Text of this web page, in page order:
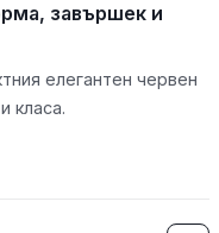
завършек и
елегантен червен
класа.